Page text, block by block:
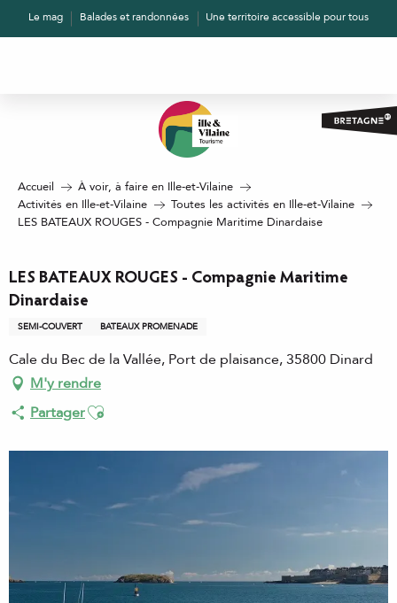
AllerLe mag Balades et randonnées Une territoire accessible pour tous
Accueil
À voir, à faire en Ille-et-Vilaine
Activités en Ille-et-Vilaine
Toutes les activités en Ille-et-Vilaine
LES BATEAUX ROUGES - Compagnie Maritime Dinardaise
LES BATEAUX ROUGES - Compagnie Maritime
Dinardaise
SEMI-COUVERT BATEAUX PROMENADE
Cale du Bec de la Vallée, Port de plaisance, 35800 Dinard
M'y rendre
PartagerAjouter aux favoris